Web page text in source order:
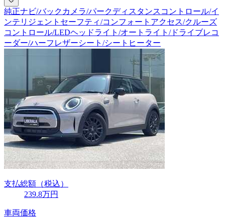
純正ナビ/バックカメラ/パークディスタンスコントロール/イ
ンテリジェントセーフティ/コンフォートアクセス/クルーズ
コントロール/LEDヘッドライト/オートライト/ドライブレコ
ーダー/ハーフレザーシート/シートヒーター
支払総額 （税込）
239.8万円
車両価格